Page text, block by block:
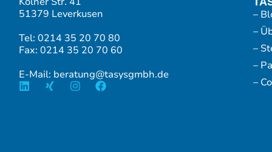
51379 Leverkusen
Tel: 0214 35 20 70 80
Fax: 0214 35 20 70 60
E-Mail: beratung@tasysgmbh.de
–
–
–
–
–